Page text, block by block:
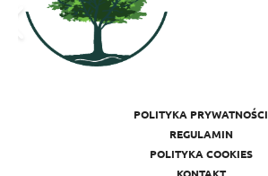
POLITYKA PRYWATNOŚCI
REGULAMIN
POLITYKA COOKIES